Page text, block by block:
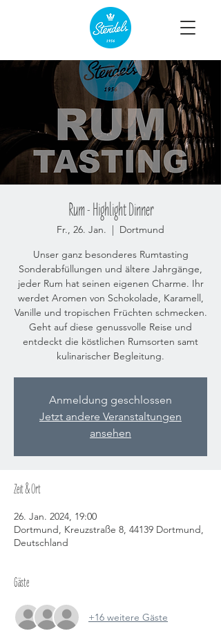
Rum - Highlight Dinner
Fr., 26. Jan.
  |
Dortmund
Unser ganz besonderes Rumtasting
Sonderabfüllungen und ältere Jahrgänge,
jeder Rum hat seinen eigenen Charme. Ihr
werdet Aromen von Schokolade, Karamell,
Vanille und tropischen Früchten schmecken.
Geht auf diese genussvolle Reise und
entdeckt die köstlichen Rumsorten samt
kulinarischer Begleitung.
Anmeldung geschlossen
Jetzt andere Veranstaltungen
ansehen
Zeit & Ort
26. Jan. 2024, 19:00
Dortmund, Kreuzstraße 8, 44139 Dortmund,
Deutschland
Gäste
+16 weitere Gäste